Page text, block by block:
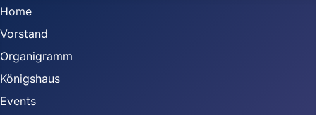
Home
Vorstand
Organigramm
Königshaus
Events